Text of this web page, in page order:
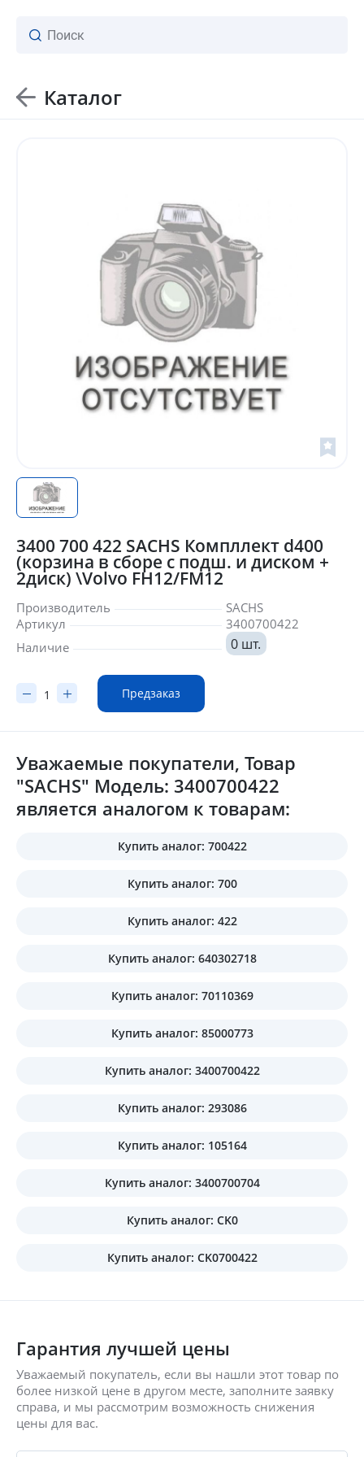
Каталог
3400 700 422 SACHS Компллект d400
(корзина в сборе с подш. и диском +
2диск) \Volvo FH12/FM12
Производитель
SACHS
Артикул
3400700422
Наличие
0 шт.
Предзаказ
Уважаемые покупатели, Товар
"SACHS" Модель: 3400700422
является аналогом к товарам:
Купить аналог: 700422
Купить аналог: 700
Купить аналог: 422
Купить аналог: 640302718
Купить аналог: 70110369
Купить аналог: 85000773
Купить аналог: 3400700422
Купить аналог: 293086
Купить аналог: 105164
Купить аналог: 3400700704
Купить аналог: CK0
Купить аналог: CK0700422
Гарантия лучшей цены
Уважаемый покупатель, если вы нашли этот товар по
более низкой цене в другом месте, заполните заявку
справа, и мы рассмотрим возможность снижения
цены для вас.